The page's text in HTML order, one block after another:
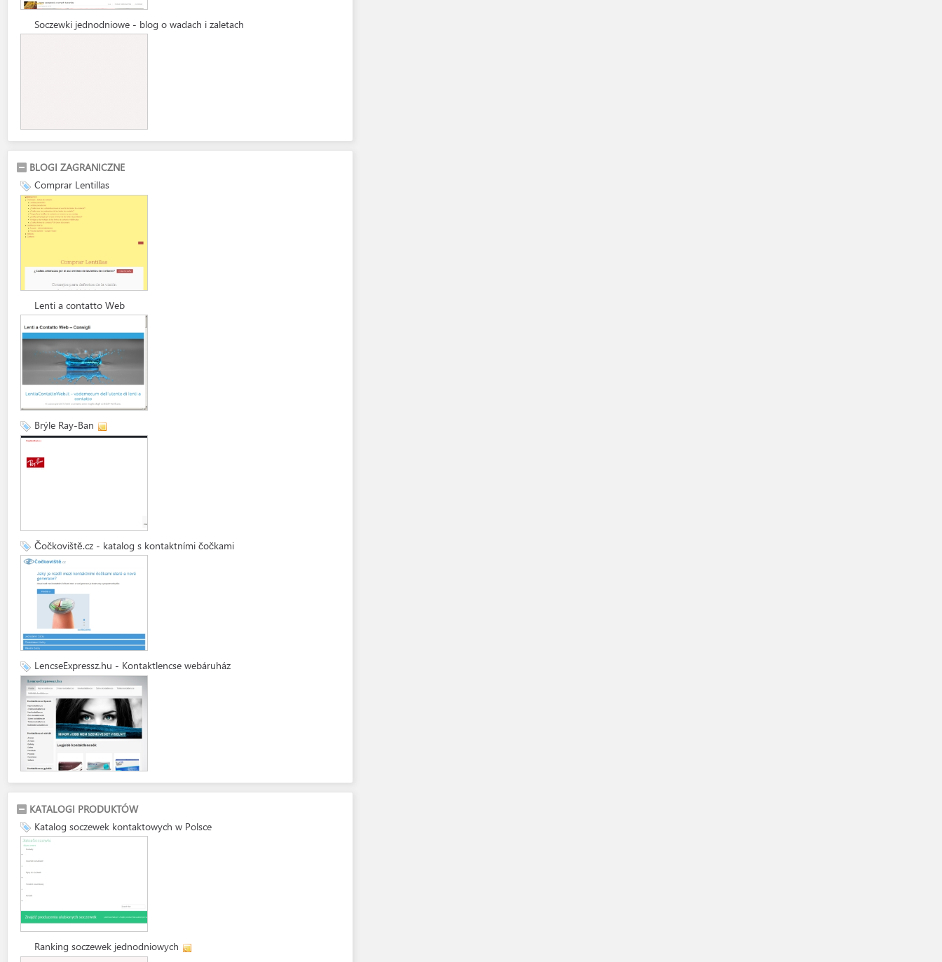
Soczewki jednodniowe - blog o wadach i zaletach
BLOGI ZAGRANICZNE
Comprar Lentillas
Lenti a contatto Web
Brýle Ray-Ban
Čočkoviště.cz - katalog s kontaktními čočkami
LencseExpressz.hu - Kontaktlencse webáruház
KATALOGI PRODUKTÓW
Katalog soczewek kontaktowych w Polsce
Ranking soczewek jednodniowych